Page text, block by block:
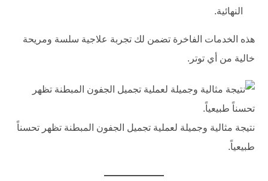
النهائية.
هذه الخدمات الفاخرة تضمن لك تجربة علاجية سلسة ومريحة
خالية من أي توتر.
نتيجة مثالية وجميلة لعملية تجميل الجفون المبطنة تظهر تحسناً
طبيعياً.